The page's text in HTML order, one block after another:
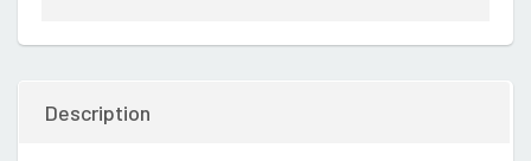
Description